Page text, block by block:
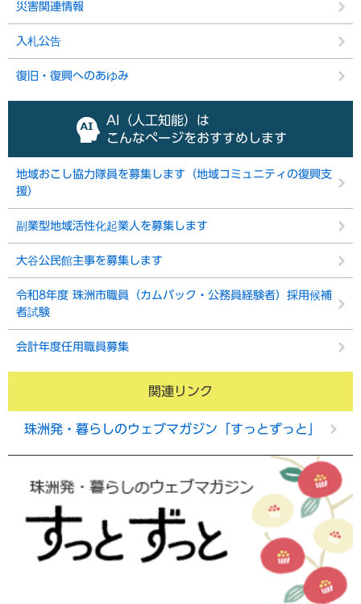
災害関連情報
入札公告
復旧・復興へのあゆみ
AI（人工知能）は
こんなページをおすすめします
地域おこし協力隊員を募集します（地域コミュニティの復興支
援）
副業型地域活性化起業人を募集します
大谷公民館主事を募集します
令和8年度 珠洲市職員（カムバック・公務員経験者）採用候補
者試験
会計年度任用職員募集
関連リンク
珠洲発・暮らしのウェブマガジン「すっとずっと」